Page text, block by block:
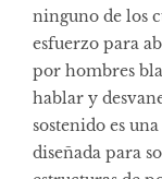
ninguno de los
esfuerzo para
por hombres
hablar y
sostenido es
diseñada para